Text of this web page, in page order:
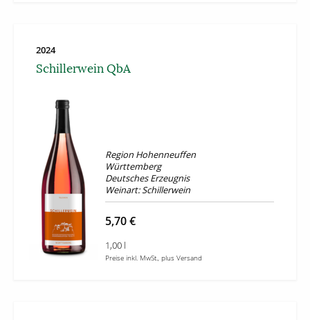
2024
Schillerwein QbA
Region Hohenneuffen
Württemberg
Deutsches Erzeugnis
Weinart: Schillerwein
5,70 €
1,00 l
Preise inkl. MwSt., plus Versand